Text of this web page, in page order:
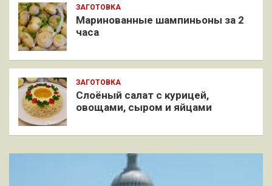
ЗАГОТОВКА
Маринованные шампиньоны за 2
часа
ЗАГОТОВКА
Слоёный салат с курицей,
овощами, сыром и яйцами